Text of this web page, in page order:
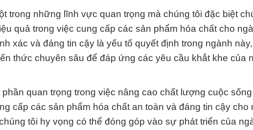
trong những lĩnh vực quan trọng mà chúng tôi đặc biệt
quả trong việc cung cấp các sản phẩm hóa chất cho
xác và đáng tin cậy là yếu tố quyết định trong ngành
thức chuyên sâu để đáp ứng các yêu cầu khắt khe của
quan trọng trong việc nâng cao chất lượng cuộc
cấp các sản phẩm hóa chất an toàn và đáng tin cậy cho
tôi hy vọng có thể đóng góp vào sự phát triển của